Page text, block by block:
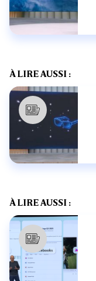
À LIRE AUSSI :
À LIRE AUSSI :